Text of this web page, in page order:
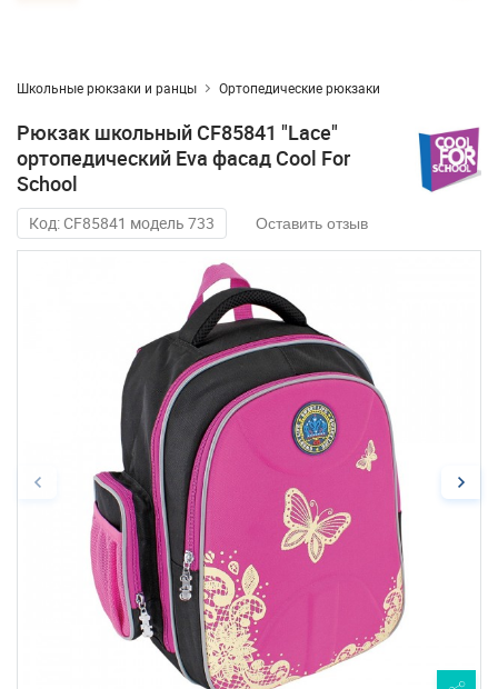
Школьные рюкзаки и ранцы Ортопедические рюкзаки
Рюкзак школьный CF85841 "Lace"
ортопедический Eva фасад Cool For
School
Код: CF85841 модель 733 Оставить отзыв